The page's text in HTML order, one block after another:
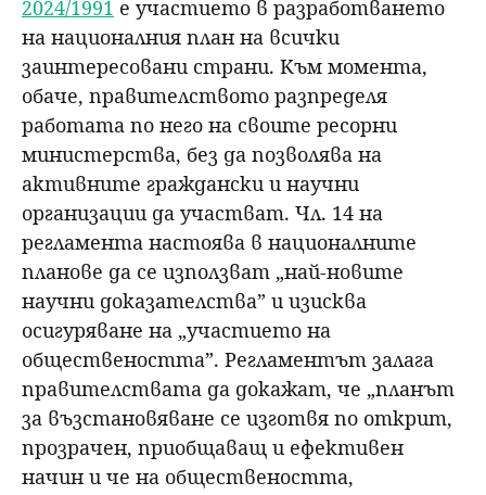
2024/1991 е участието в разработването
на националния план на всички
заинтересовани страни. Към момента,
обаче, правителството разпределя
работата по него на своите ресорни
министерства, без да позволява на
активните граждански и научни
организации да участват. Чл. 14 на
регламента настоява в националните
планове да се използват „най-новите
научни доказателства” и изисква
осигуряване на „участието на
обществеността”. Регламентът залага
правителствата да докажат, че „планът
за възстановяване се изготвя по открит,
прозрачен, приобщаващ и ефективен
начин и че на обществеността,